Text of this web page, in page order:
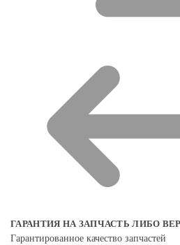
ГАРАНТИЯ НА ЗАПЧАСТЬ ЛИБО
Гарантированное качество запчастей